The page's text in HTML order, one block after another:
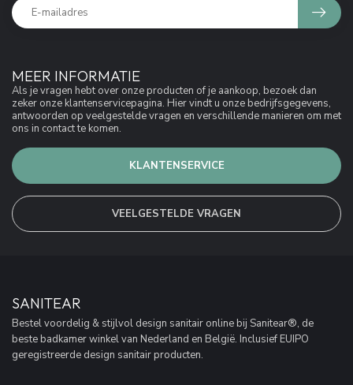
MEER INFORMATIE
Als je vragen hebt over onze producten of je aankoop, bezoek dan
zeker onze klantenservicepagina. Hier vindt u onze bedrijfsgegevens,
antwoorden op veelgestelde vragen en verschillende manieren om met
ons in contact te komen.
KLANTENSERVICE
VEELGESTELDE VRAGEN
SANITEAR
Bestel voordelig & stijlvol design sanitair online bij Sanitear®, de
beste badkamer winkel van Nederland en België. Inclusief EUIPO
geregistreerde design sanitair producten.